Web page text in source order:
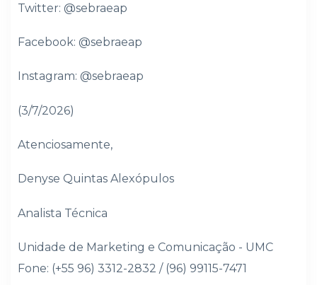
Twitter: @sebraeap
Facebook: @sebraeap
Instagram: @sebraeap
(3/7/2026)
Atenciosamente,
Denyse Quintas Alexópulos
Analista Técnica
Unidade de Marketing e Comunicação - UMC
Fone: (+55 96) 3312-2832 / (96) 99115-7471